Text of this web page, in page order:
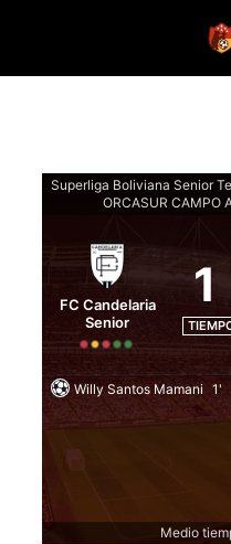
ORCASUR CAMPO
FC Candelaria
Senior
1
Willy Santos Mamani 1'
Medio